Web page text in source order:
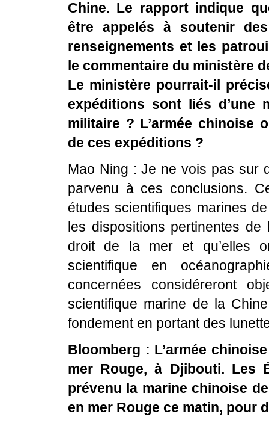
Chine. Le rapport indique
être appelés à soutenir
renseignements et les
le commentaire du ministère
Le ministère pourrait-il
expéditions sont liés d’une
militaire ? L’armée chinoise
de ces expéditions ?
Mao Ning : Je ne vois pas sur
parvenu à ces conclusions.
études scientifiques marines
les dispositions pertinentes
droit de la mer et qu’elles
scientifique en
concernées considéreront
scientifique marine de la
fondement en portant des
Bloomberg : L’armée
mer Rouge, à Djibouti. Les
prévenu la marine chinoise
en mer Rouge ce matin, pour